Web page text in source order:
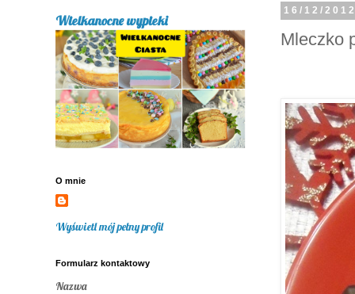
16/12/
Mleczko
Wielkanocne wypieki
O mnie
Wyświetl mój pełny profil
Formularz kontaktowy
Nazwa